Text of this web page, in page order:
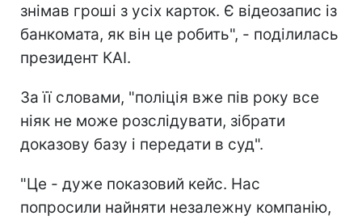
знімав гроші з усіх карток. Є відеозапис із
банкомата, як він це робить", - поділилась
президент КАІ.
За її словами, "поліція вже пів року все
ніяк не може розслідувати, зібрати
доказову базу і передати в суд".
"Це - дуже показовий кейс. Нас
попросили найняти незалежну компанію,